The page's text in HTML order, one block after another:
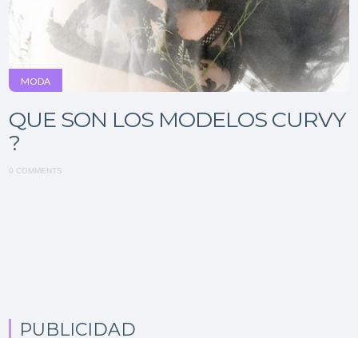
MODA
QUE SON LOS MODELOS CURVY
?
0 COMMENTS
PUBLICIDAD